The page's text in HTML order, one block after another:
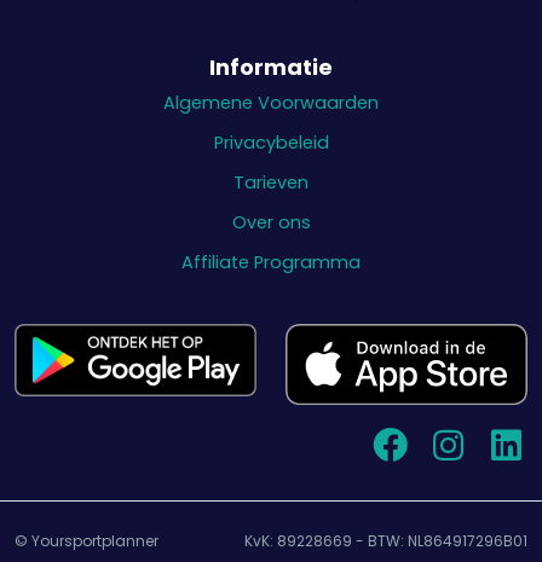
Informatie
Algemene Voorwaarden
Privacybeleid
Tarieven
Over ons
Affiliate Programma
© Yoursportplanner KvK: 89228669 - BTW: NL864917296B01